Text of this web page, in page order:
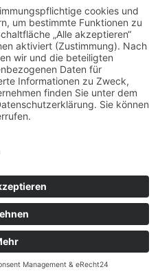
Vertrag widerrufen